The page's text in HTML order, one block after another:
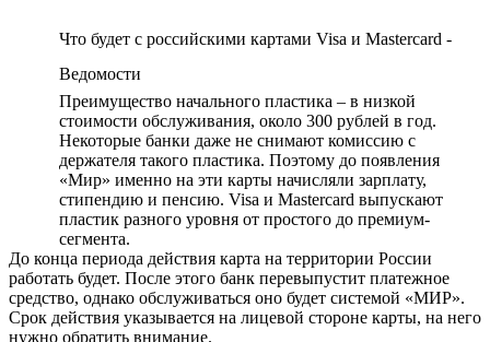
Что будет с российскими картами Visa и Mastercard -
Ведомости
Преимущество начального пластика – в низкой
стоимости обслуживания, около 300 рублей в год.
Некоторые банки даже не снимают комиссию с
держателя такого пластика. Поэтому до появления
«Мир» именно на эти карты начисляли зарплату,
стипендию и пенсию. Visa и Masterсard выпускают
пластик разного уровня от простого до премиум-
сегмента.
До конца периода действия карта на территории России
работать будет. После этого банк перевыпустит платежное
средство, однако обслуживаться оно будет системой «МИР».
Срок действия указывается на лицевой стороне карты, на него
нужно обратить внимание.